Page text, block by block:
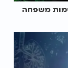
משפחה